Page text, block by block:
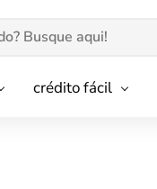
crédito fácil